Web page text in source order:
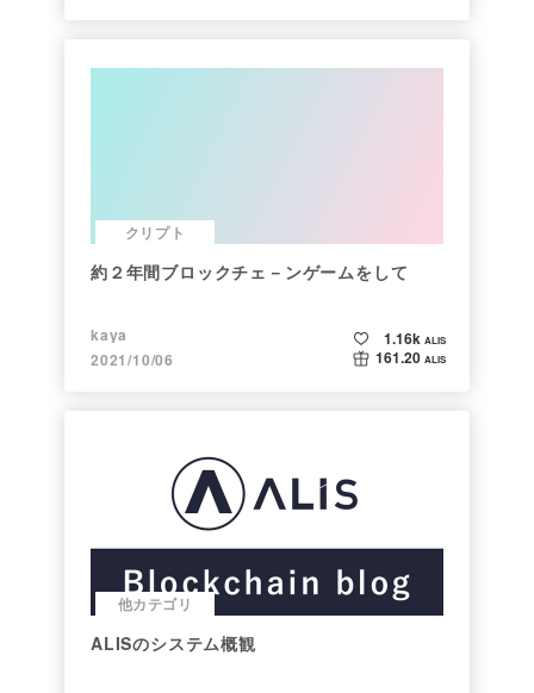
クリプト
約２年間ブロックチェ－ンゲームをして
kaya
2021/10/06
1.16k ALIS
161.20 ALIS
他カテゴリ
ALISのシステム概観